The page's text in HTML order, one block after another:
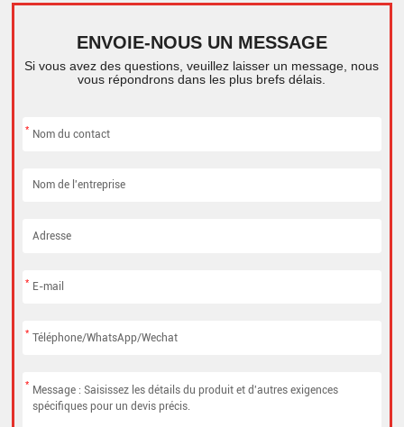
ENVOIE-NOUS UN MESSAGE
Si vous avez des questions, veuillez laisser un message, nous
vous répondrons dans les plus brefs délais.
*
*
*
*